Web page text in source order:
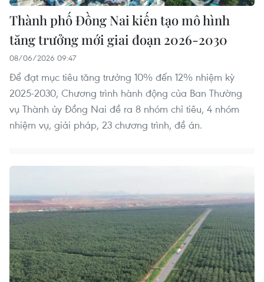
Thành phố Đồng Nai kiến tạo mô hình
tăng trưởng mới giai đoạn 2026-2030
08/06/2026 09:47
Để đạt mục tiêu tăng trưởng 10% đến 12% nhiệm kỳ
2025-2030, Chương trình hành động của Ban Thường
vụ Thành ủy Đồng Nai đề ra 8 nhóm chỉ tiêu, 4 nhóm
nhiệm vụ, giải pháp, 23 chương trình, đề án.